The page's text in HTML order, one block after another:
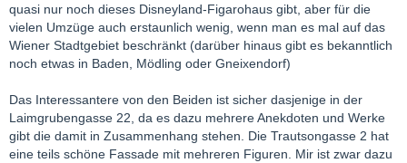
quasi nur noch dieses Disneyland-Figarohaus gibt, aber für die
vielen Umzüge auch erstaunlich wenig, wenn man es mal auf das
Wiener Stadtgebiet beschränkt (darüber hinaus gibt es bekanntlich
noch etwas in Baden, Mödling oder Gneixendorf)
Das Interessantere von den Beiden ist sicher dasjenige in der
Laimgrubengasse 22, da es dazu mehrere Anekdoten und Werke
gibt die damit in Zusammenhang stehen. Die Trautsongasse 2 hat
eine teils schöne Fassade mit mehreren Figuren. Mir ist zwar dazu